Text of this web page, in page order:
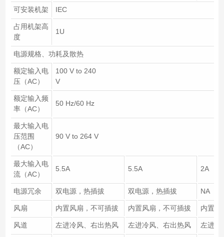
可安装机架 IEC
占用机架高
度
1U
电源规格、功耗及散热
额定输入电
压（AC）
100 V to 240
V
额定输入频
率（AC）
50 Hz/60 Hz
最大输入电
压范围
（AC）
90 V to 264 V
最大输入电
流（AC）
5.5A 5.5A 2A
电源冗余 双电源，热插拔 双电源，热插拔 NA
风扇 内置风扇，不可插拔 内置风扇，不可插拔 内置风
风道 左进冷风、右出热风 左进冷风、右出热风 左进冷